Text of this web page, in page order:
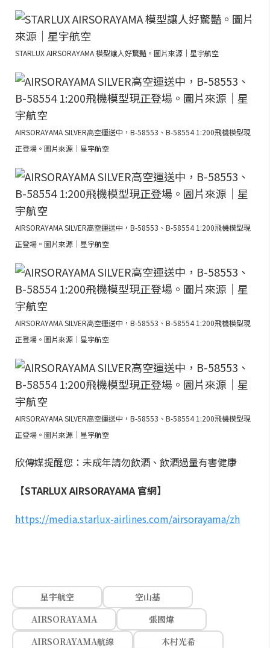
STARLUX AIRSORAYAMA 模型讓人好驚豔。圖片來源｜星宇航空
AIRSORAYAMA SILVER高空運送中，B-58553、B-58554 1:200飛機模型現
正登場。圖片來源｜星宇航空
AIRSORAYAMA SILVER高空運送中，B-58553、B-58554 1:200飛機模型現
正登場。圖片來源｜星宇航空
AIRSORAYAMA SILVER高空運送中，B-58553、B-58554 1:200飛機模型現
正登場。圖片來源｜星宇航空
AIRSORAYAMA SILVER高空運送中，B-58553、B-58554 1:200飛機模型現
正登場。圖片來源｜星宇航空
欣傳媒提醒您：未成年請勿飲酒、飲酒過量有害健康
【STARLUX AIRSORAYAMA 官網】
https://media.starlux-airlines.com/airsorayama/zh
星宇航空
空山基
AIRSORAYAMA
張國煒
AIRSORAYAMA航線
木村光希